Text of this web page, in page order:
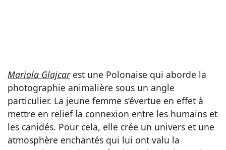
Mariola Glajcarest une Polonaise qui aborde la
photographie animalière sous un angle
particulier. La jeune femme s’évertue en effet à
mettre en relief la connexion entre les humains et
les canidés. Pour cela, elle crée un univers et une
atmosphère enchantés qui lui ont valu la